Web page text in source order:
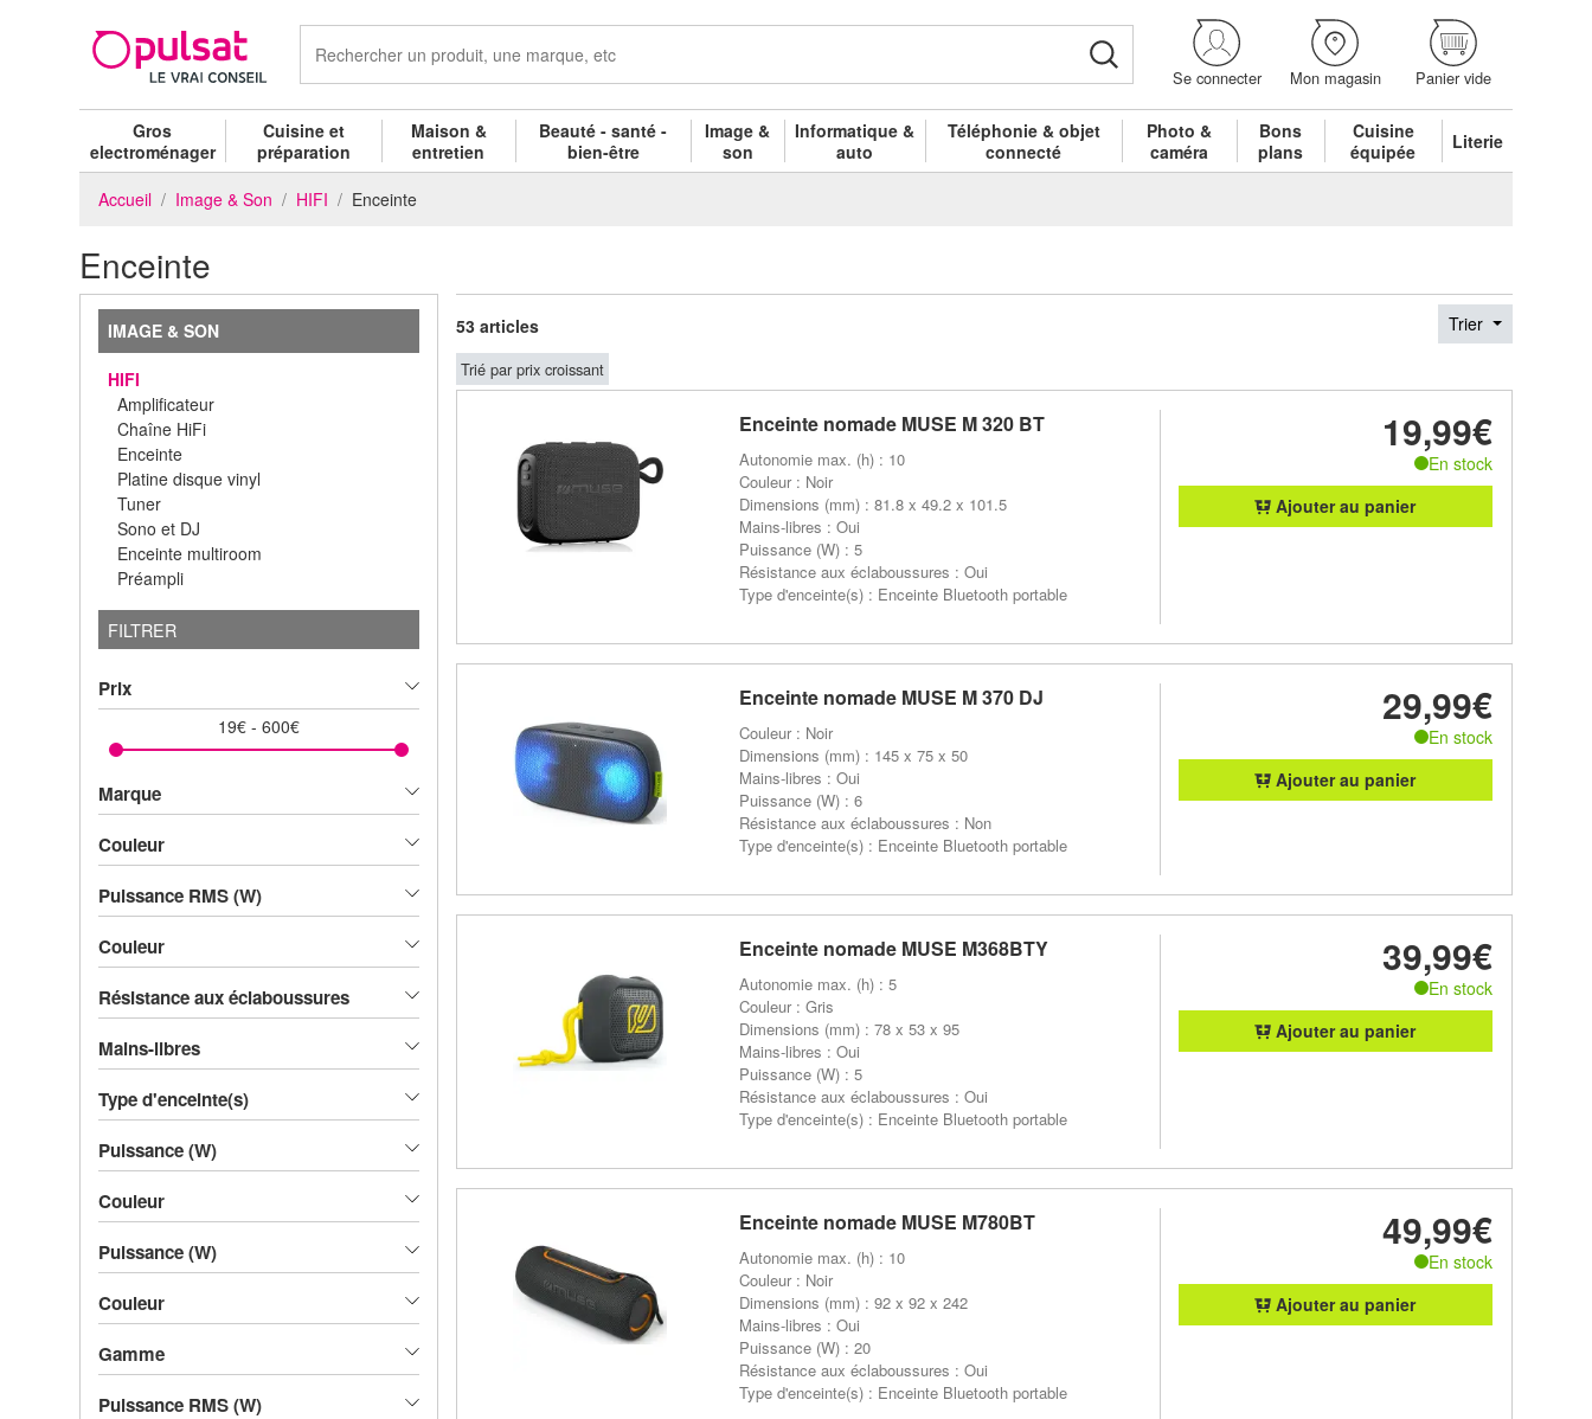
Se connecter Mon magasin Panier vide
Gros
electroménager
Cuisine et
préparation
Maison &
entretien
Beauté - santé -
bien-être
Image &
son
Informatique &
auto
Téléphonie & objet
connecté
Photo &
caméra
Bons
plans
Cuisine
équipée
Literie
Accueil Image & Son HIFI Enceinte
Enceinte
IMAGE & SON
HIFI
Amplificateur
Chaîne HiFi
Enceinte
Platine disque vinyl
Tuner
Sono et DJ
Enceinte multiroom
Préampli
FILTRER
Prix
19€- 600€
Marque
Couleur
Puissance RMS (W)
Couleur
Résistance aux éclaboussures
Mains-libres
Type d'enceinte(s)
Puissance (W)
Couleur
Puissance (W)
Couleur
Gamme
Puissance RMS (W)
53 articles Trier
Trié par prix croissant
Enceinte nomade MUSE M 320 BT
Autonomie max. (h) : 10
Couleur : Noir
Dimensions (mm) : 81.8 x 49.2 x 101.5
Mains-libres : Oui
Puissance (W) : 5
Résistance aux éclaboussures : Oui
Type d'enceinte(s) : Enceinte Bluetooth portable
19,99€
En stock
Ajouter au panier
Enceinte nomade MUSE M 370 DJ
Couleur : Noir
Dimensions (mm) : 145 x 75 x 50
Mains-libres : Oui
Puissance (W) : 6
Résistance aux éclaboussures : Non
Type d'enceinte(s) : Enceinte Bluetooth portable
29,99€
En stock
Ajouter au panier
Enceinte nomade MUSE M368BTY
Autonomie max. (h) : 5
Couleur : Gris
Dimensions (mm) : 78 x 53 x 95
Mains-libres : Oui
Puissance (W) : 5
Résistance aux éclaboussures : Oui
Type d'enceinte(s) : Enceinte Bluetooth portable
39,99€
En stock
Ajouter au panier
Enceinte nomade MUSE M780BT
Autonomie max. (h) : 10
Couleur : Noir
Dimensions (mm) : 92 x 92 x 242
Mains-libres : Oui
Puissance (W) : 20
Résistance aux éclaboussures : Oui
Type d'enceinte(s) : Enceinte Bluetooth portable
49,99€
En stock
Ajouter au panier